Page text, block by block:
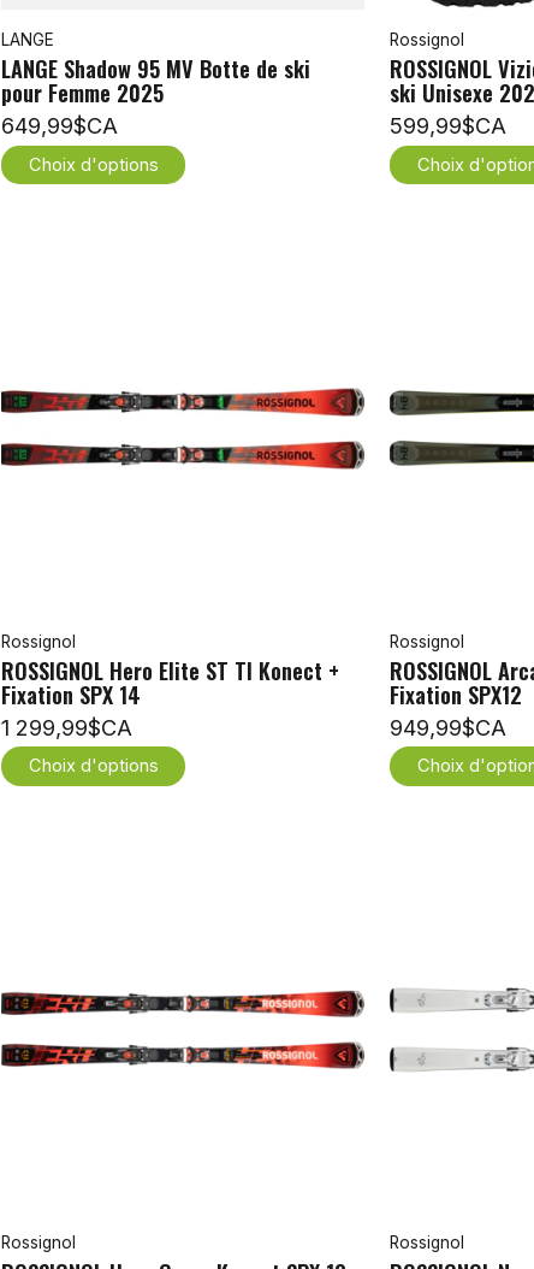
LANGE
LANGE Shadow 95 MV Botte de ski
pour Femme 2025
649,99$CA
Choix d'options
Rossignol
ROSSIGNOL
ski Unisexe
599,99$CA
Choix
Rossignol
ROSSIGNOL Hero Elite ST TI Konect +
Fixation SPX 14
1 299,99$CA
Choix d'options
Rossignol
ROSSIGNOL
Fixation SPX12
949,99$CA
Choix
Rossignol Rossignol